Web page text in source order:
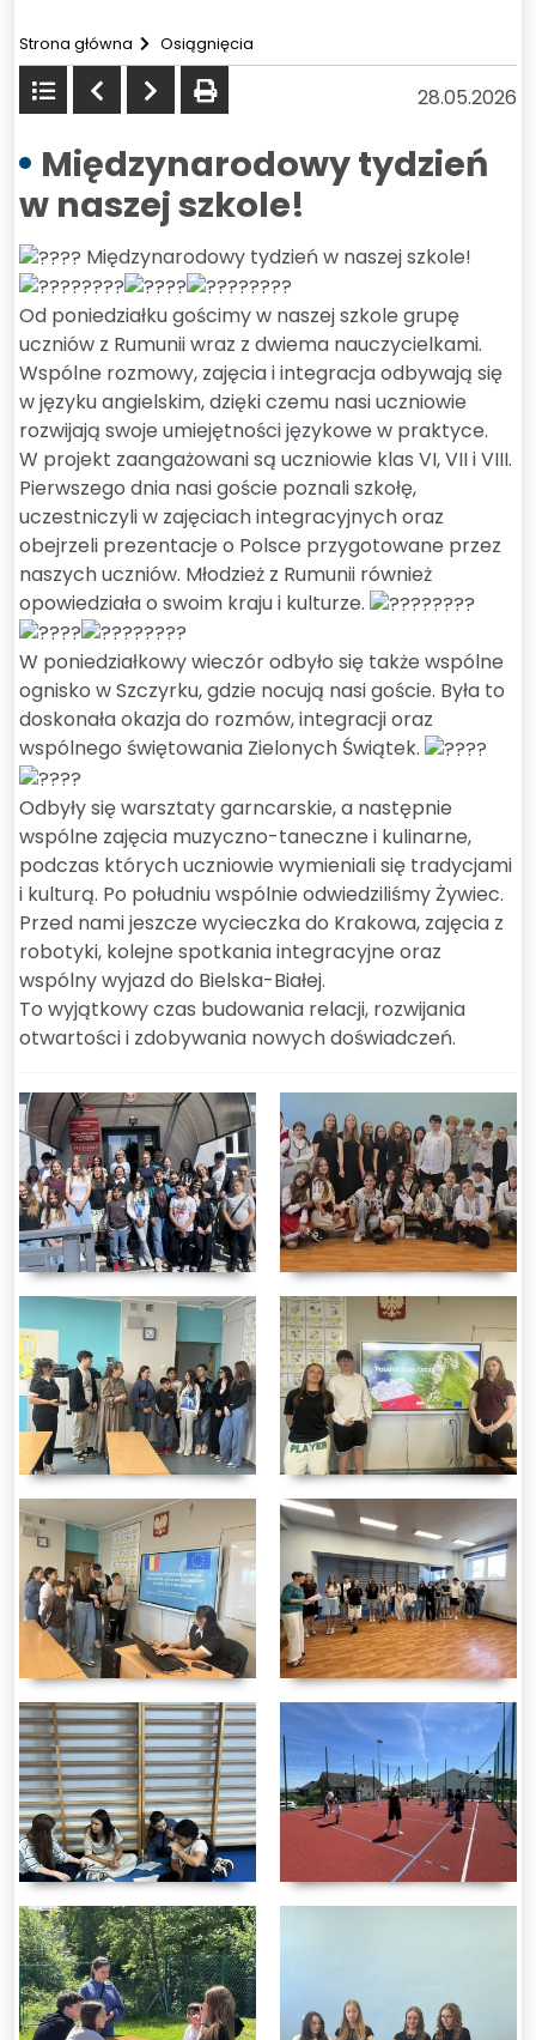
Strona główna Osiągnięcia
Powrót
do
listy
Poprzedni
Następny
drukuj 28.05.2026
Międzynarodowy tydzień
w naszej szkole!
Międzynarodowy tydzień w naszej szkole!
Od poniedziałku gościmy w naszej szkole grupę
uczniów z Rumunii wraz z dwiema nauczycielkami.
Wspólne rozmowy, zajęcia i integracja odbywają się
w języku angielskim, dzięki czemu nasi uczniowie
rozwijają swoje umiejętności językowe w praktyce.
W projekt zaangażowani są uczniowie klas VI, VII i VIII.
Pierwszego dnia nasi goście poznali szkołę,
uczestniczyli w zajęciach integracyjnych oraz
obejrzeli prezentacje o Polsce przygotowane przez
naszych uczniów. Młodzież z Rumunii również
opowiedziała o swoim kraju i kulturze.
W poniedziałkowy wieczór odbyło się także wspólne
ognisko w Szczyrku, gdzie nocują nasi goście. Była to
doskonała okazja do rozmów, integracji oraz
wspólnego świętowania Zielonych Świątek.
Odbyły się warsztaty garncarskie, a następnie
wspólne zajęcia muzyczno-taneczne i kulinarne,
podczas których uczniowie wymieniali się tradycjami
i kulturą. Po południu wspólnie odwiedziliśmy Żywiec.
Przed nami jeszcze wycieczka do Krakowa, zajęcia z
robotyki, kolejne spotkania integracyjne oraz
wspólny wyjazd do Bielska-Białej.
To wyjątkowy czas budowania relacji, rozwijania
otwartości i zdobywania nowych doświadczeń.